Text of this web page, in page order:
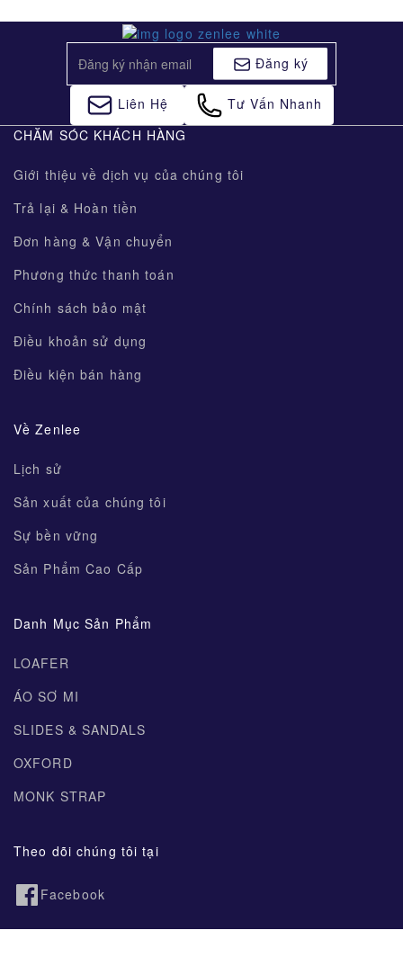
Đăng ký
Liên Hệ
Tư Vấn Nhanh
CHĂM SÓC KHÁCH HÀNG
Giới thiệu về dịch vụ của chúng tôi
Trả lại & Hoàn tiền
Đơn hàng & Vận chuyển
Phương thức thanh toán
Chính sách bảo mật
Điều khoản sử dụng
Điều kiện bán hàng
Về Zenlee
Lịch sử
Sản xuất của chúng tôi
Sự bền vững
Sản Phẩm Cao Cấp
Danh Mục Sản Phẩm
LOAFER
ÁO SƠ MI
SLIDES & SANDALS
OXFORD
MONK STRAP
Theo dõi chúng tôi tại
Facebook